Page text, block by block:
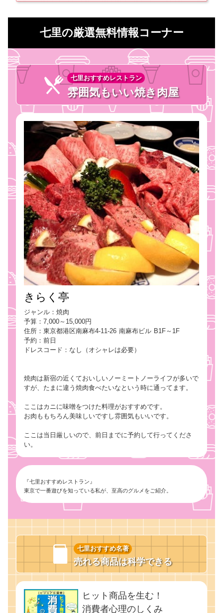
七里の厳選無料情報コーナー
七里おすすめレストラン
雰囲気もいい焼き肉屋
きらく亭
ジャンル：焼肉
予算：7,000～15,000円
住所：東京都港区南麻布4-11-26 南麻布ビル B1F～1F
予約：前日
ドレスコード：なし（オシャレは必要）
焼肉は新宿の近くておいしいノーミートノーライフが多いで
すが、たまに違う焼肉食べたいなという時に通ってます。
ここはカニに味噌をつけた料理がおすすめです。
お肉ももちろん美味しいですし雰囲気もいいです。
ここは当日厳しいので、前日までに予約して行ってくださ
い。
『七里おすすめレストラン』
東京で一番遊びを知っている私が、至高のグルメをご紹介。
七里おすすめ名著
売れる商品は科学できる
ヒット商品を生む！
消費者心理のしくみ